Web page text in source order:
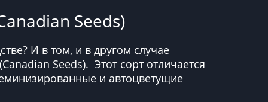
Seeds)
И в том, и в другом случае
Seeds). Этот сорт отличается
и автоцветущие